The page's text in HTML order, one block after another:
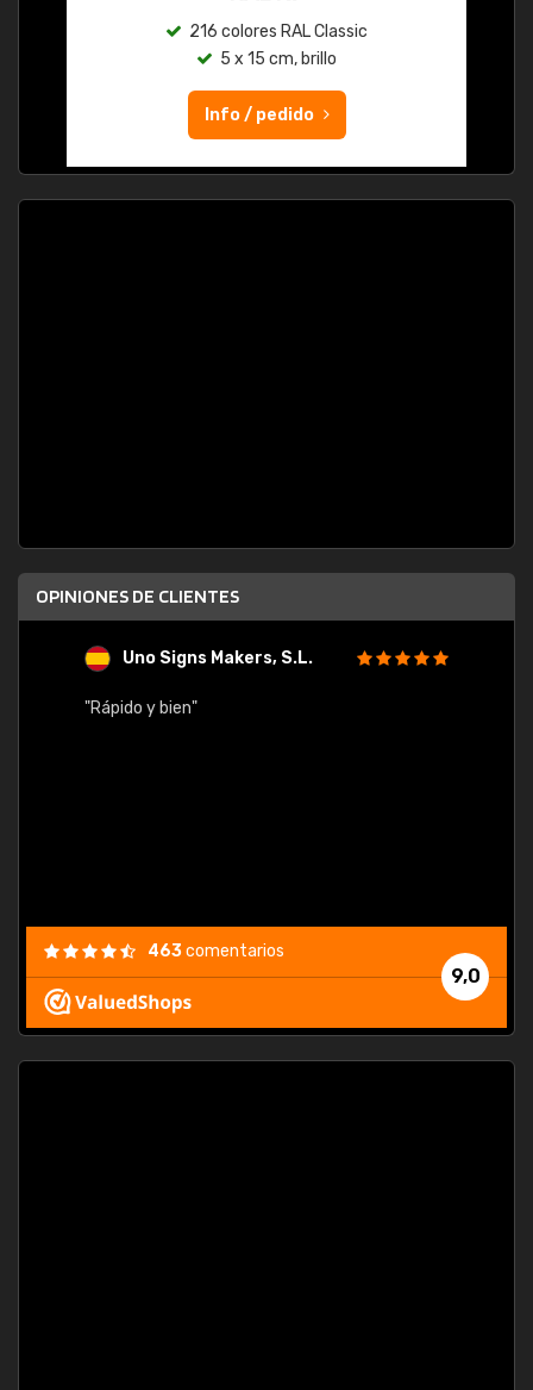
216 colores RAL Classic
5 x 15 cm, brillo
Info / pedido
OPINIONES DE CLIENTES
Uno Signs Makers, S.L.
"Rápido y bien"
9,0
463comentarios